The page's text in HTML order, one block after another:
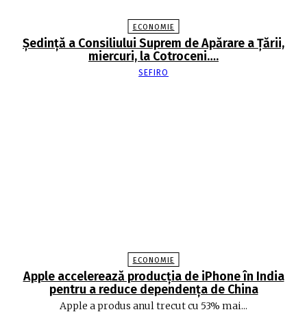
ECONOMIE
Şedinţă a Consiliului Suprem de Apărare a Ţării,
miercuri, la Cotroceni….
SEFIRO
ECONOMIE
Apple accelerează producția de iPhone în India
pentru a reduce dependența de China
Apple a produs anul trecut cu 53% mai...